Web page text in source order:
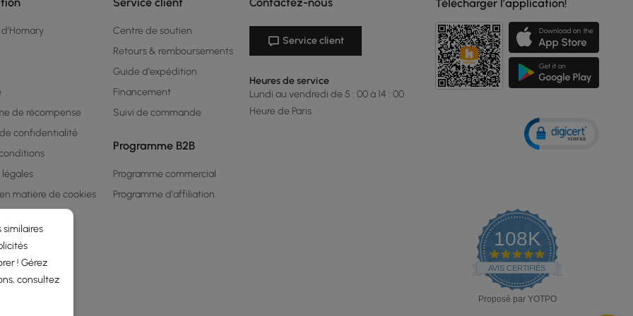
de récompense
confidentialité
légales
matière de cookies
Centre de soutien
Retours & remboursements
Guide d'expédition
Financement
Suivi de commande
Programme B2B
Programme commercial
Programme d'affiliation
Service client
Heures de service
Lundi au vendredi de 5 : 00 à 14 : 00
Heure de Paris
Télécharger l’application!
108K
4.9
star
rating
AVIS CERTIFIÉS
Proposé par YOTPO
! Gérez
consultez